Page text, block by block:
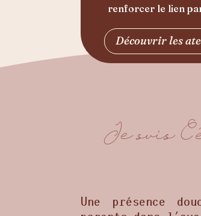
renforcer le lien
Découvrir les
Je suis
Une présence